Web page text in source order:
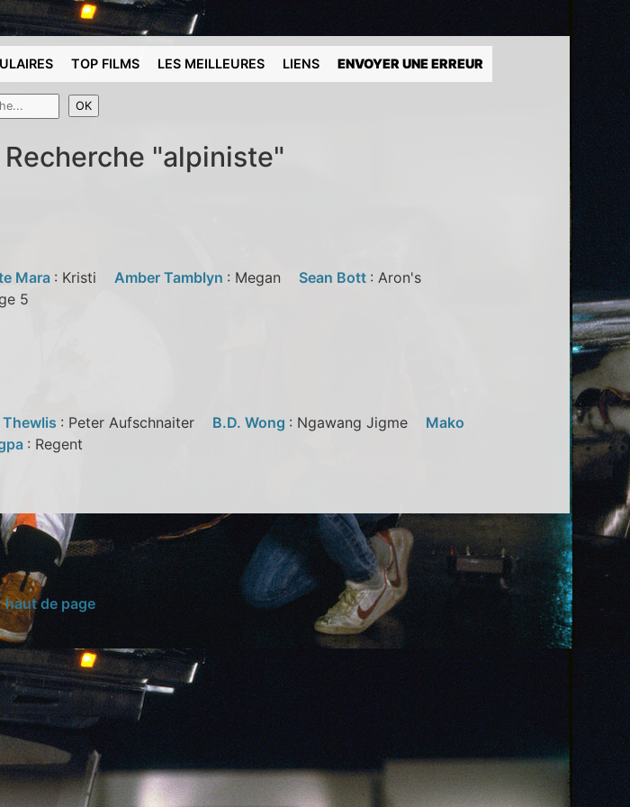
TOP FILMS LES MEILLEURES LIENS ENVOYER UNE ERREUR
"alpiniste"
Mara : Kristi Amber Tamblyn : Megan Sean Bott : Aron's
5
Thewlis : Peter Aufschnaiter B.D. Wong : Ngawang Jigme Mako
: Regent
haut de page